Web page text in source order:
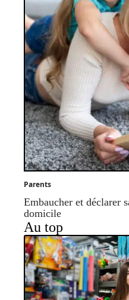
Parents
Embaucher et déclarer
domicile
Au top